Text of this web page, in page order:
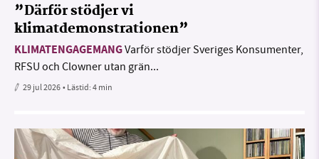
”Därför stödjer vi
klimatdemonstrationen”
KLIMATENGAGEMANGVarför stödjer Sveriges Konsumenter,
RFSU och Clowner utan grän...
29 jul 2026• Lästid:4 min